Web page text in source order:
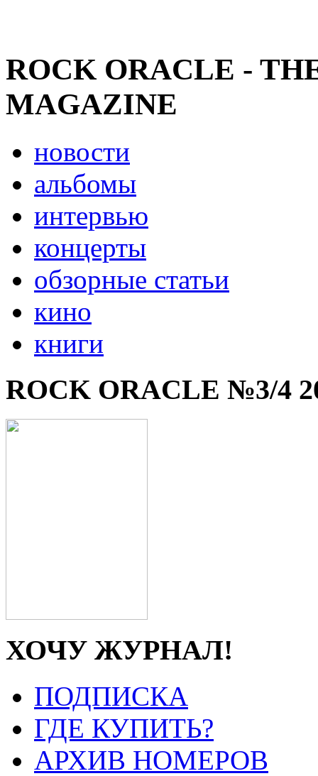
ROCK ORACLE -
MAGAZINE
новости
альбомы
интервью
концерты
обзорные статьи
кино
книги
ROCK ORACLE №3/4
ХОЧУ ЖУРНАЛ!
ПОДПИСКА
ГДЕ КУПИТЬ?
АРХИВ НОМЕРОВ